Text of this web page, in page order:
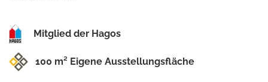
Mitglied der Hagos
100 m² Eigene Ausstellungsfläche